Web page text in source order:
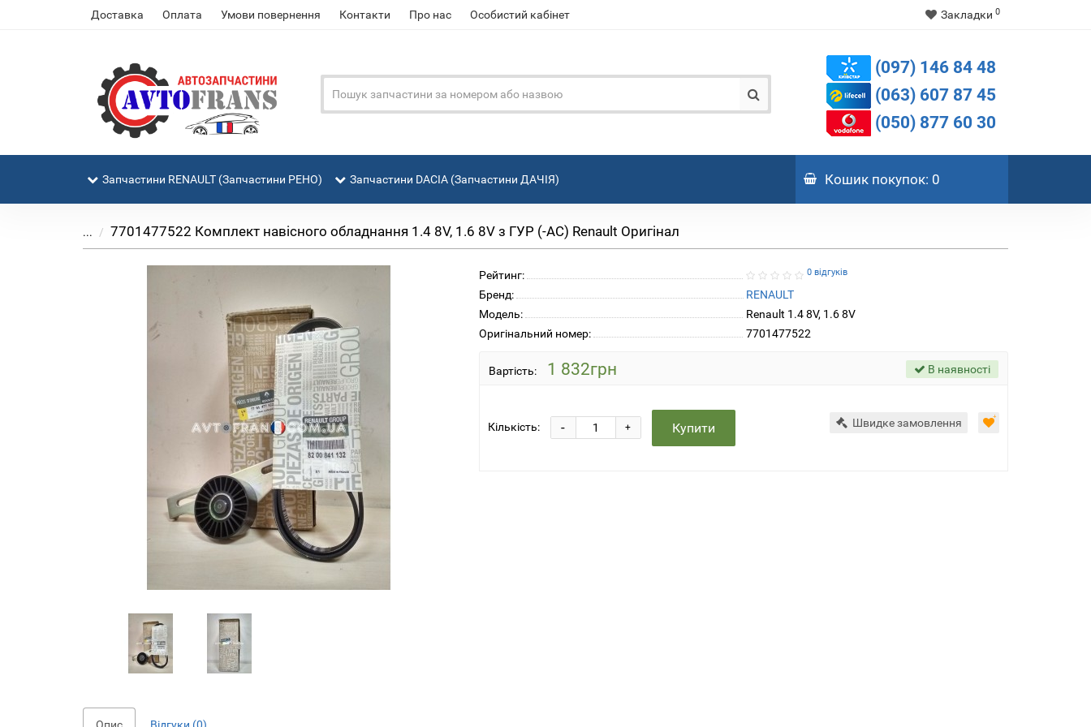
Доставка Оплата Умови повернення Контакти Про нас Особистий кабінет Закладки 0
(097) 146 84 48
(063) 607 87 45
(050) 877 60 30
Запчастини RENAULT (Запчастини РЕНО) Запчастини DACIA (Запчастини ДАЧІЯ) Кошикпокупок: 0
... 7701477522 Комплект навісного обладнання 1.4 8V, 1.6 8V з ГУР (-AC) Renault Оригінал
Рейтинг: 0 відгуків
Бренд:
RENAULT
Модель:
Renault 1.4 8V, 1.6 8V
Оригінальний номер:
7701477522
Вартість: 1 832грн В наявності
Кількість: +
- Купити Швидке замовлення
Опис Відгуки (0)